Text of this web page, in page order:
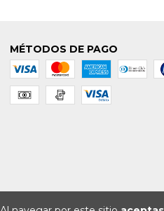
MÉTODOS DE PAGO